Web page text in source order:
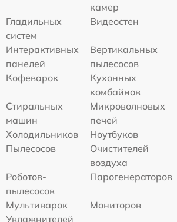
камер
Гладильных
систем
Видеостен
Интерактивных
панелей
Вертикальных
пылесосов
Кофеварок
Кухонных
комбайнов
Стиральных
машин
Микроволновых
печей
Холодильников
Ноутбуков
Пылесосов
Очистителей
воздуха
Роботов-
пылесосов
Парогенераторов
Мультиварок
Мониторов
Увлажнителей